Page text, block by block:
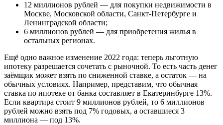
12 миллионов рублей — для покупки недвижимости в
Москве, Московской области, Санкт-Петербурге и
Ленинградской области;
6 миллионов рублей — для приобретения жилья в
остальных регионах.
Ещё одно важное изменение 2022 года: теперь льготную
ипотеку разрешается сочетать с рыночной. То есть часть денег
заёмщик может взять по сниженной ставке, а остаток — на
обычных условиях. Например, представим, что обычная
ставка по ипотеке от банка составляет в Екатеринбурге 13%.
Если квартира стоит 9 миллионов рублей, то 6 миллионов
рублей можно взять под 7% годовых, а оставшиеся 3
миллиона — под 13%.